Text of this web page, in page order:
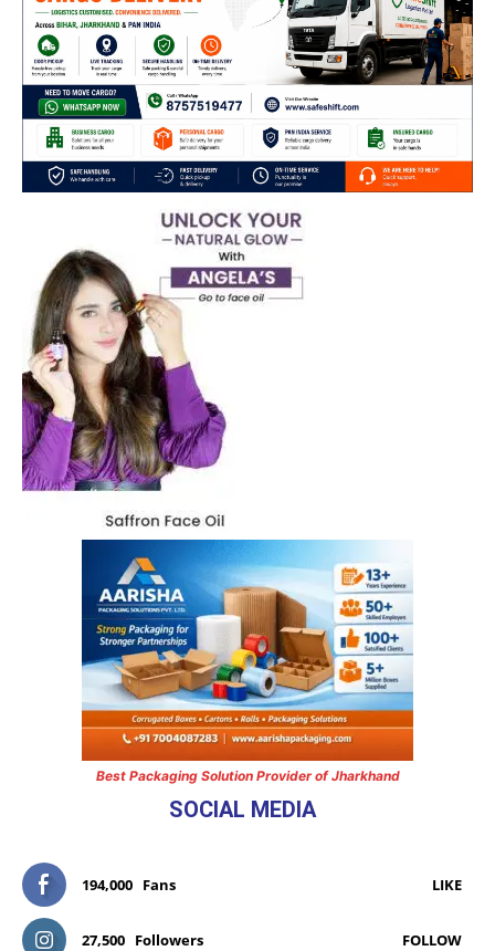
Best Packaging Solution Provider of Jharkhand
SOCIAL MEDIA
194,000 Fans LIKE
27,500 Followers FOLLOW